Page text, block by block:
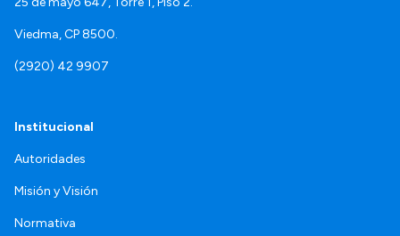
Viedma, CP 8500.
(2920) 42 9907
Institucional
Autoridades
Misión y Visión
Normativa